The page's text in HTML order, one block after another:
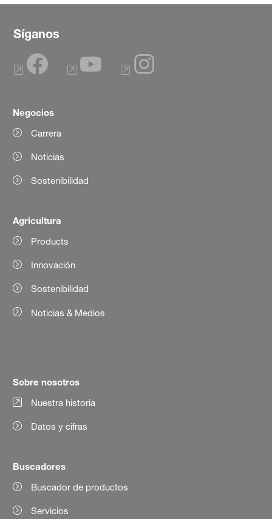
Síganos
Negocios
Carrera
Noticias
Sostenibilidad
Agricultura
Products
Innovación
Sostenibilidad
Noticias & Medios
Sobre nosotros
Nuestra historia
Datos y cifras
Buscadores
Buscador de productos
Servicios